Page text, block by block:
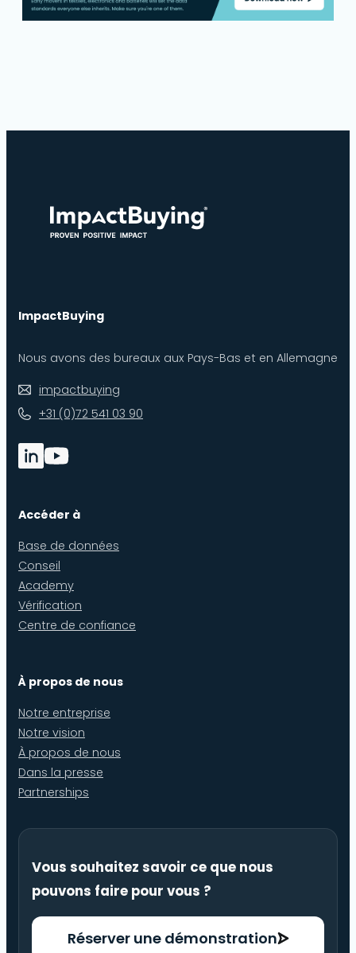
ImpactBuying
Nous avons des bureaux aux Pays-Bas et en Allemagne
impactbuying
+31 (0)72 541 03 90
Accéder à
Base de données
Conseil
Academy
Vérification
Centre de confiance
À propos de nous
Notre entreprise
Notre vision
À propos de nous
Dans la presse
Partnerships
Vous souhaitez savoir ce que nous
pouvons faire pour vous ?
Réserver une démonstration